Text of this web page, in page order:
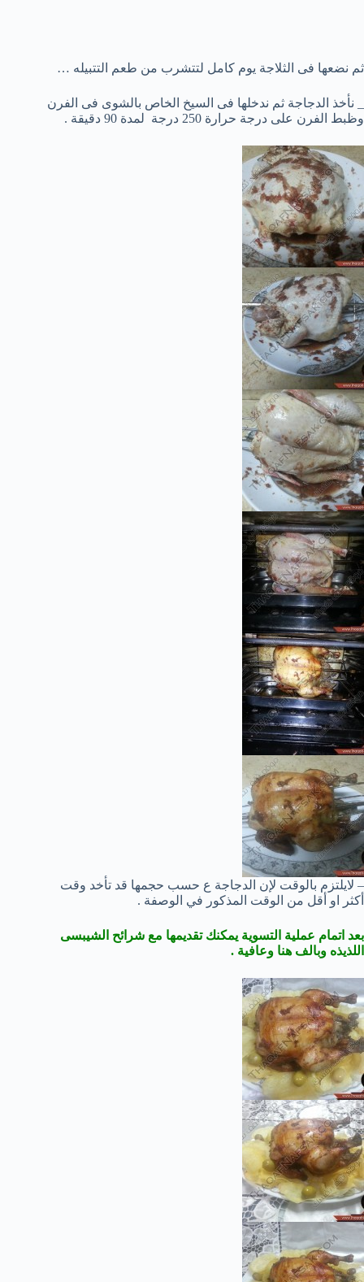
ثم نضعها فى الثلاجة يوم كامل لتتشرب من طعم التتبيله …
_ نأخذ الدجاجة ثم ندخلها فى السيخ الخاص بالشوى فى الفرن
وظبط الفرن على درجة حرارة 250 درجة لمدة 90 دقيقة .
– لايلتزم بالوقت لإن الدجاجة ع حسب حجمها قد تأخد وقت
أكثر او أقل من الوقت المذكور في الوصفة .
بعد اتمام عملية التسوية يمكنك تقديمها مع شرائح الشيبسى
اللذيذه وبالف هنا وعافية .